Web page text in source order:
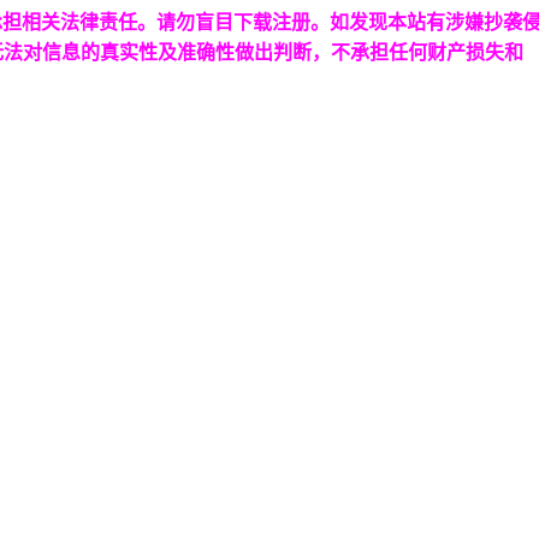
相关法律责任。请勿盲目下载注册。如发现本站有涉嫌抄袭
对信息的真实性及准确性做出判断，不承担任何财产损失和